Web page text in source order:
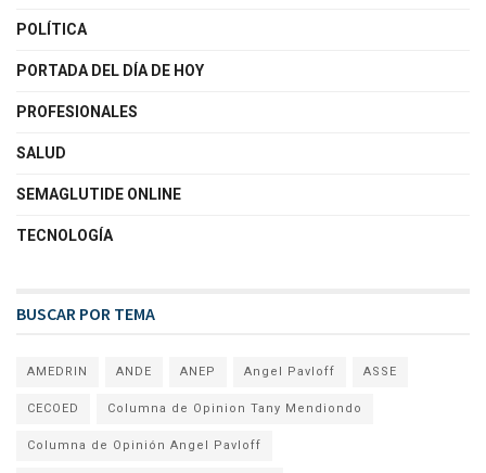
POLÍTICA
PORTADA DEL DÍA DE HOY
PROFESIONALES
SALUD
SEMAGLUTIDE ONLINE
TECNOLOGÍA
BUSCAR POR TEMA
AMEDRIN ANDE ANEP Angel Pavloff ASSE
CECOED Columna de Opinion Tany Mendiondo
Columna de Opinión Angel Pavloff